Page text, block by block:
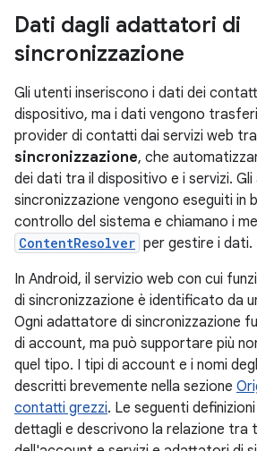
Dati dagli adattatori di
sincronizzazione
Gli utenti inseriscono i dati dei
dispositivo, ma i dati vengono
provider di contatti dai servizi web
sincronizzazione, che
dei dati tra il dispositivo e i servizi.
sincronizzazione vengono eseguiti in
controllo del sistema e chiamano i
ContentResolver per gestire i dati.
In Android, il servizio web con cui
di sincronizzazione è identificato da
Ogni adattatore di sincronizzazione
di account, ma può supportare più
quel tipo. I tipi di account e i nomi
descritti brevemente nella sezione
contatti grezzi. Le seguenti
dettagli e descrivono la relazione tra